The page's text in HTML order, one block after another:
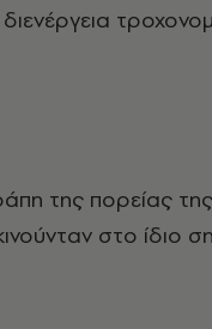
της πορείας
στο ίδιο